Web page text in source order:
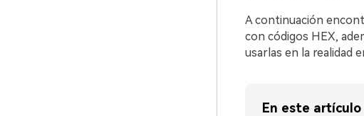
A continuación
con códigos HEX,
usarlas en la realidad
En este artículo